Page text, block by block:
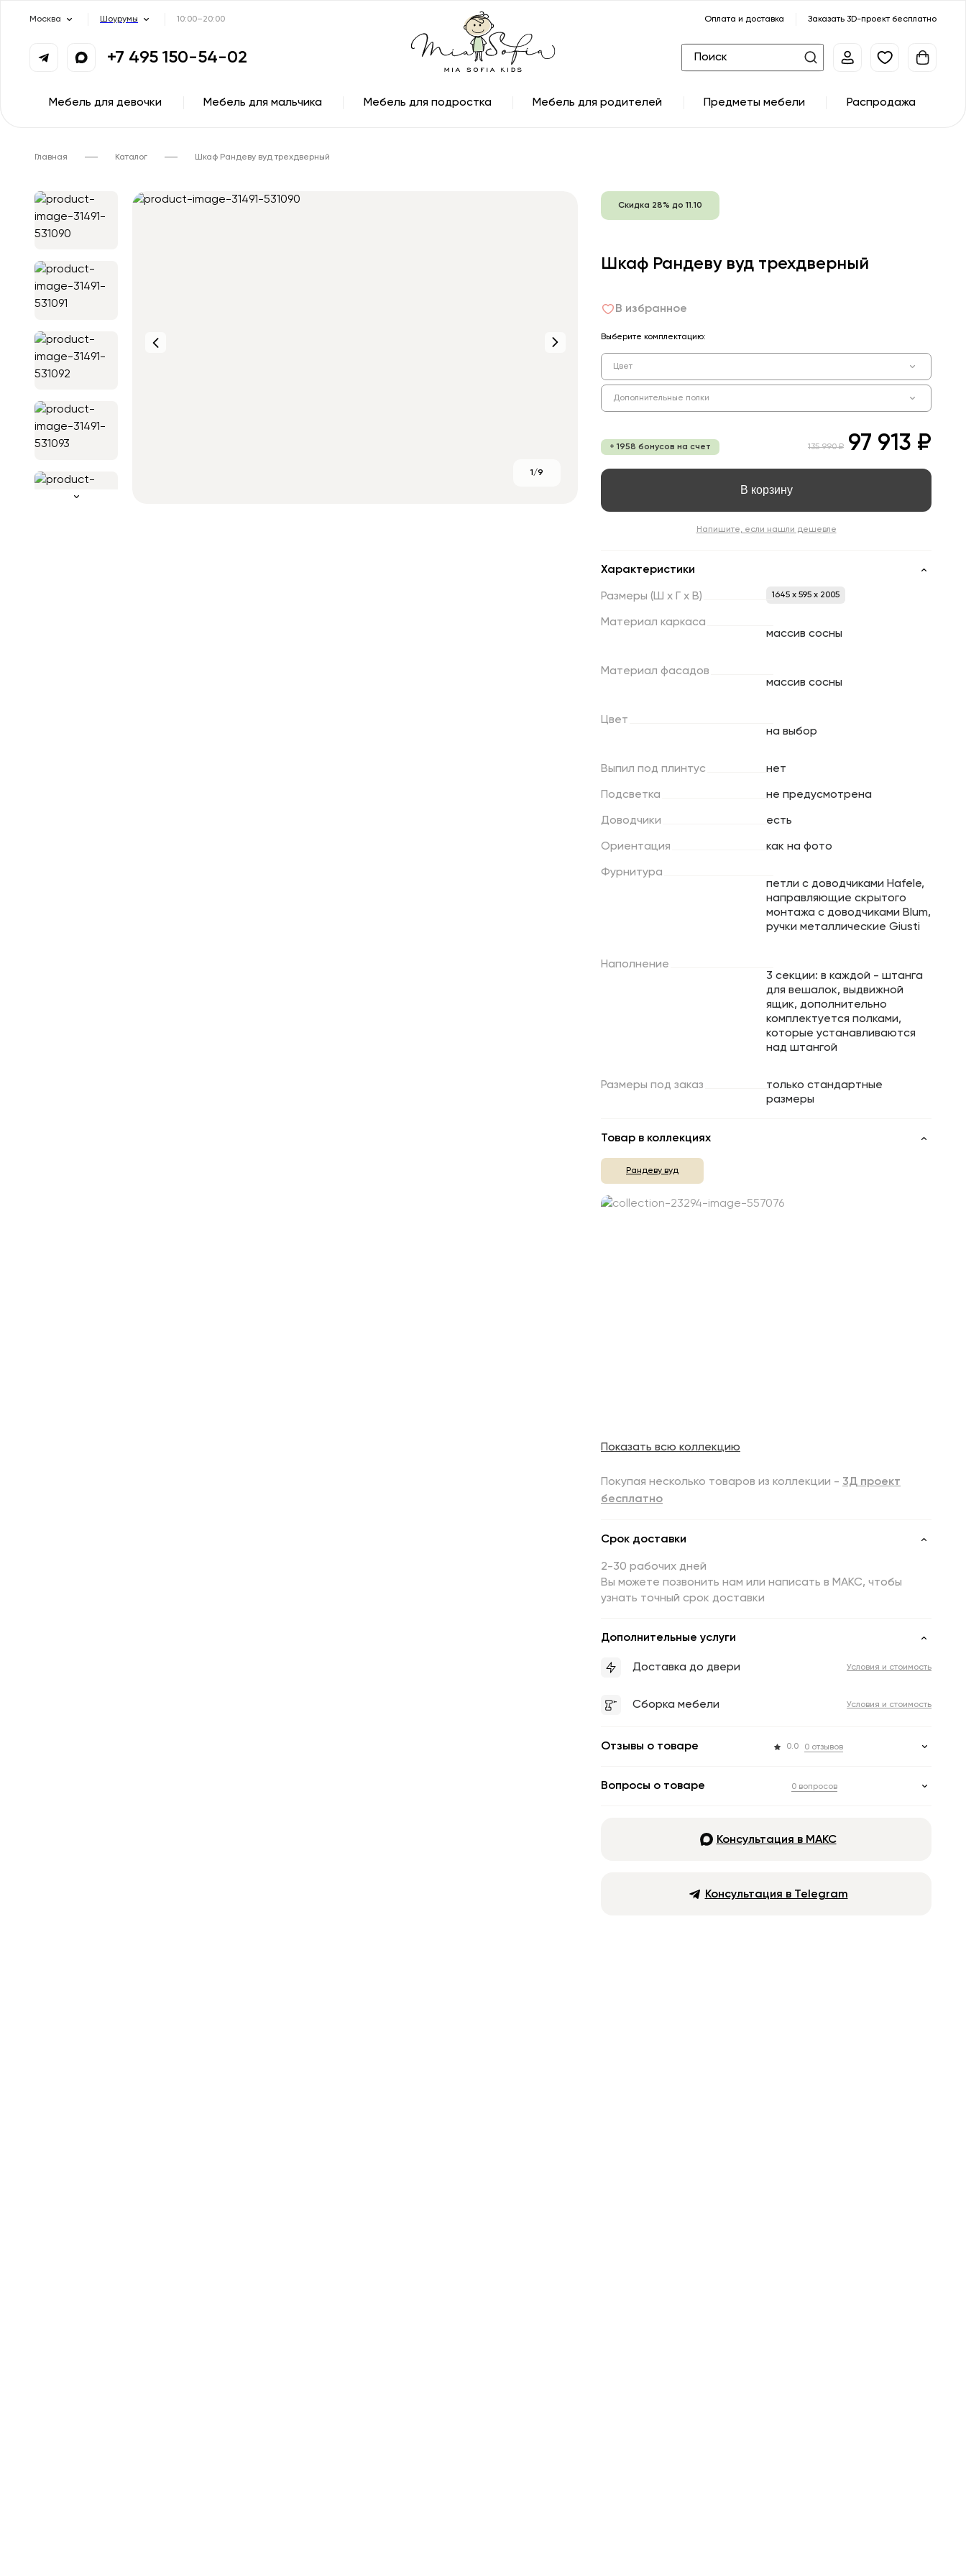
Москва Шоурумы 10:00–20:00 Оплата и доставка Заказать 3D-проект бесплатно
+7 495 150-54-02
Мебель для девочки Мебель для мальчика Мебель для подростка Мебель для родителей Предметы мебели Распродажа
Главная Каталог Шкаф Рандеву вуд трехдверный
1/9
Скидка 28% до 11.10
Шкаф Рандеву вуд трехдверный
В избранное
Выберите комплектацию:
Цвет
Дополнительные полки
+ 1958 бонусов на счет 135 990 ₽ 97 913 ₽
В корзину
Напишите, если нашли дешевле
Характеристики
Размеры (Ш х Г х В) 1645 x 595 x 2005
Материал каркаса
массив сосны
Материал фасадов
массив сосны
Цвет
на выбор
Выпил под плинтус нет
Подсветка не предусмотрена
Доводчики есть
Ориентация как на фото
Фурнитура
петли с доводчиками Hafele,
направляющие скрытого
монтажа с доводчиками Blum,
ручки металлические Giusti
Наполнение
3 секции: в каждой - штанга
для вешалок, выдвижной
ящик, дополнительно
комплектуется полками,
которые устанавливаются
над штангой
Размеры под заказ
только стандартные
размеры
Товар в коллекциях
Рандеву вуд
Показать всю коллекцию
Покупая несколько товаров из коллекции - 3Д проект
бесплатно
Срок доставки
2-30 рабочих дней
Вы можете позвонить нам или написать в МАКС, чтобы
узнать точный срок доставки
Дополнительные услуги
Доставка до двери Условия и стоимость
Сборка мебели Условия и стоимость
Отзывы о товаре 0.0 0 отзывов
Вопросы о товаре 0 вопросов
Консультация в МАКС
Консультация в Telegram